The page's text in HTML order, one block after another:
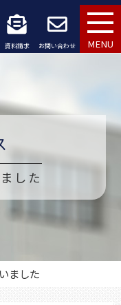
資料請求 お問い合わせ MENU
した
ました